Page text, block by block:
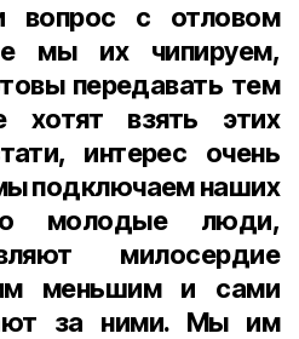
вопрос с отловом
мы их чипируем,
передавать тем
хотят взять этих
интерес очень
подключаем наших
молодые люди,
милосердие
меньшим и сами
за ними. Мы им